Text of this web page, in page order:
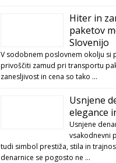
Hiter in
paketov
Slovenijo
V sodobnem poslovnem okolju si
privoščiti zamud pri transportu
zanesljivost in cena so tako …
Usnjene
elegance
Usnjene
vsakodnevni
tudi simbol prestiža, stila in
denarnice se pogosto ne …